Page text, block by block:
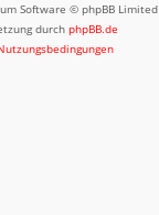
Software © phpBB Limited
durch phpBB.de